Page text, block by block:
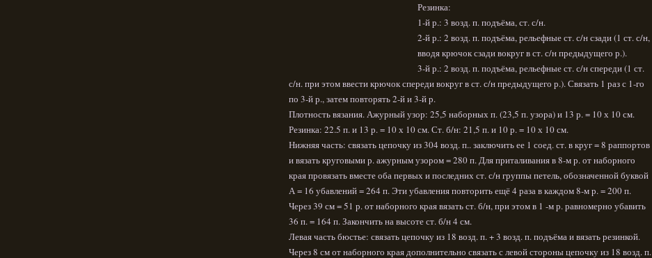
Резинка:
1-й р.: 3 возд. п. подъёма, ст. с/н.
2-й р.: 2 возд. п. подъёма, рельефные ст. с/н сзади (1 ст. с/н,
вводя крючок сзади вокруг в ст. с/н предыдущего р.).
3-й р.: 2 возд. п. подъёма, рельефные ст. с/н спереди (1 ст.
с/н. при этом ввести крючок спереди вокруг в ст. с/н предыдущего р.). Связать 1 раз с 1-го
по 3-й р., затем повторять 2-й и 3-й р.
Плотность вязания. Ажурный узор: 25,5 наборных п. (23,5 п. узора) и 13 р. = 10 х 10 см.
Резинка: 22.5 п. и 13 р. = 10 х 10 см. Ст. б/н: 21,5 п. и 10 р. = 10 х 10 см.
Нижняя часть: связать цепочку из 304 возд. п.. заключить ее 1 соед. ст. в круг = 8 раппортов
и вязать круговыми р. ажурным узором = 280 п. Для приталивания в 8-м р. от наборного
края провязать вместе оба первых и последних ст. с/н группы петель, обозначенной буквой
А = 16 убавлений = 264 п. Эти убавления повторить ещё 4 раза в каждом 8-м р. = 200 п.
Через 39 см = 51 р. от наборного края вязать ст. б/н, при этом в 1 -м р. равномерно убавить
36 п. = 164 п. Закончить на высоте ст. б/н 4 см.
Левая часть бюстье: связать цепочку из 18 возд. п. + 3 возд. п. подъёма и вязать резинкой.
Через 8 см от наборного края дополнительно связать с левой стороны цепочку из 18 возд. п.